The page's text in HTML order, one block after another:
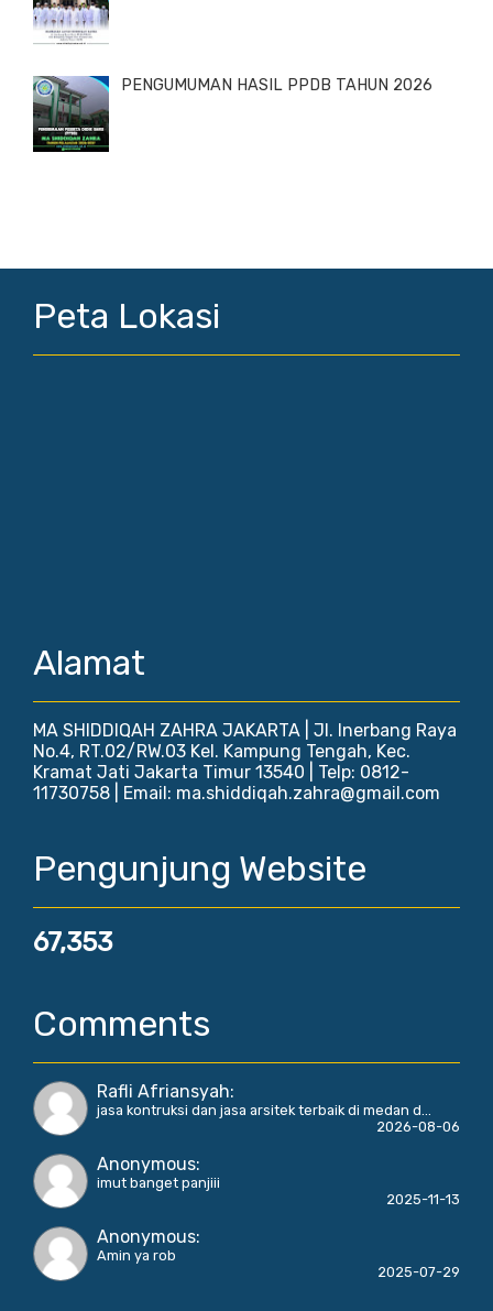
PENGUMUMAN HASIL PPDB TAHUN 2026
Peta Lokasi
Alamat
MA SHIDDIQAH ZAHRA JAKARTA | Jl. Inerbang Raya
No.4, RT.02/RW.03 Kel. Kampung Tengah, Kec.
Kramat Jati Jakarta Timur 13540 | Telp: 0812-
11730758 | Email: ma.shiddiqah.zahra@gmail.com
Pengunjung Website
67,353
Comments
Rafli Afriansyah:
jasa kontruksi dan jasa arsitek terbaik di medan d...
2026-08-06
Anonymous:
imut banget panjiii
2025-11-13
Anonymous:
Amin ya rob
2025-07-29